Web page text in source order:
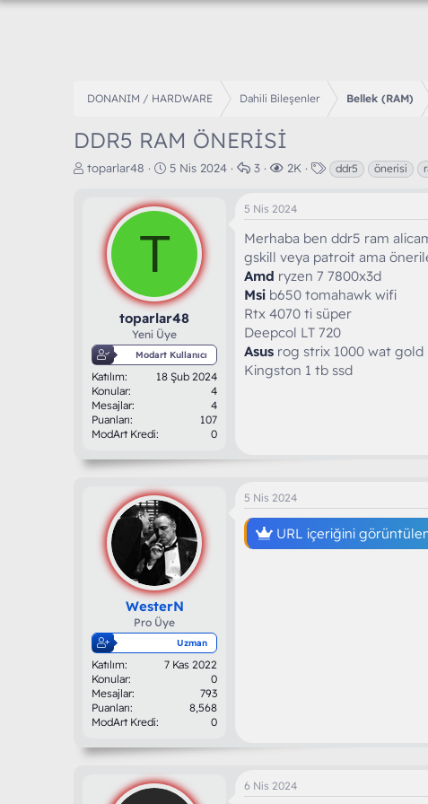
DONANIM / HARDWARE Dahili Bileşenler Bellek (RAM)
DDR5 RAM ÖNERİSİ
K
a
n
toparlar48
B
ş
l
ç
r
i
h
5 Nis 2024
C
a
p
l
a
r
3
G
ü
n
t
ü
l
e
m
e
2K
E
l
e
r
ddr5 önerisi
T
toparlar48
Yeni Üye
Modart Kullanıcı
Katılım
18 Şub 2024
Konular
4
Mesajlar
4
Puanları
107
ModArt Kredi
0
5 Nis 2024
Merhaba ben ddr5 ram
gskill veya patroit ama
Amd ryzen 7 7800x3d
Msi b650 tomahawk wifi
Rtx 4070 ti süper
Deepcol LT 720
Asus rog strix 1000 wat gold
Kingston 1 tb ssd
WesterN
Pro Üye
Uzman
Katılım
7 Kas 2022
Konular
0
Mesajlar
793
Puanları
8,568
ModArt Kredi
0
5 Nis 2024
URL içeriğini
6 Nis 2024